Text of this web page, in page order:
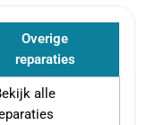
Overige
reparaties
alle